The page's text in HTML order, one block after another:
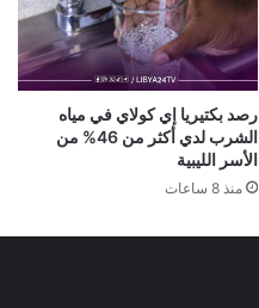
رصد بكتيريا إي كولاي في مياه
الشرب لدي أكثر من 46% من
الأسر الليبية
منذ 8 ساعات